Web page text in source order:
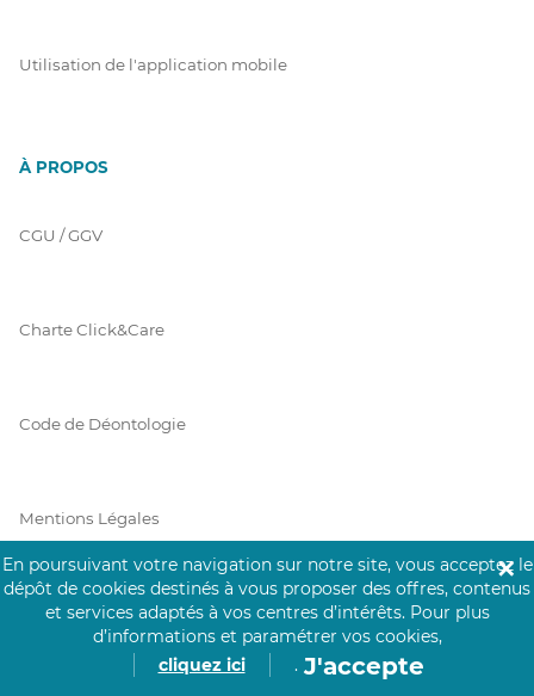
Utilisation de l'application mobile
À PROPOS
CGU / GGV
Charte Click&Care
Code de Déontologie
Mentions Légales
Prérequis Click&Care
En poursuivant votre navigation sur notre site, vous acceptez le
dépôt de cookies destinés à vous proposer des offres, contenus
et services adaptés à vos centres d’intérêts. Pour plus
d’informations et paramétrer vos cookies,
cliquez ici
. J'accepte
✕